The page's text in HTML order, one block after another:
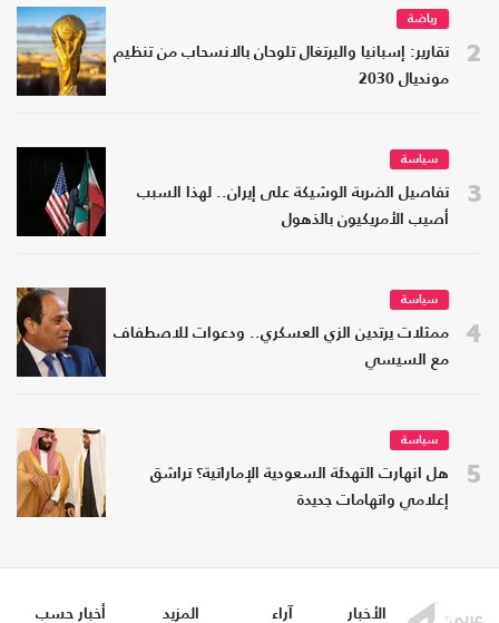
2
رياضة
تقارير: إسبانيا والبرتغال تلوحان بالانسحاب من تنظيم
مونديال 2030
3
سياسة
تفاصيل الضربة الوشيكة على إيران.. لهذا السبب
أصيب الأمريكيون بالذهول
4
سياسة
ممثلات يرتدين الزي العسكري.. ودعوات للاصطفاف
مع السيسي
5
سياسة
هل انهارت التهدئة السعودية الإماراتية؟ تراشق
إعلامي واتهامات جديدة
الأخبار آراء المزيد
أخبار حسب